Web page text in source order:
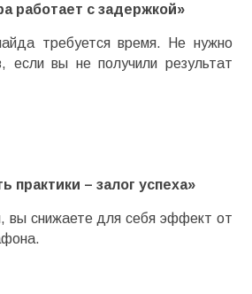
работает с задержкой»
требуется время. Не нужно
если вы не получили результат
практики – залог успеха»
вы снижаете для себя эффект от